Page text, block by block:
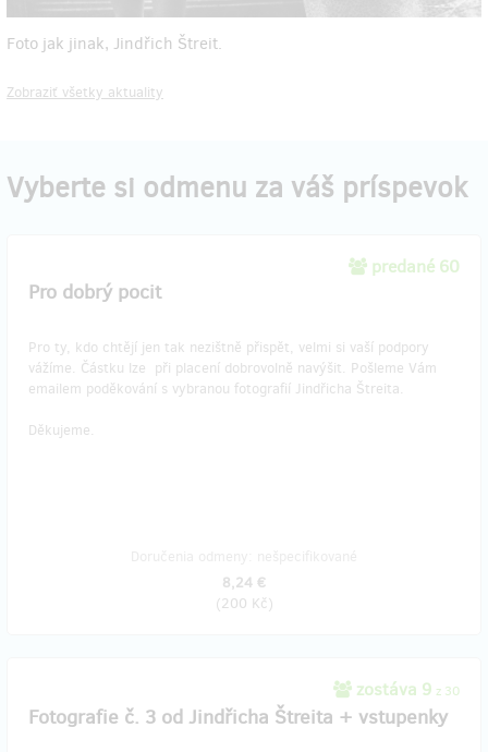
Foto jak jinak, Jindřich Štreit.
Zobraziť všetky aktuality
Vyberte si odmenu za váš príspevok
predané 60
Pro dobrý pocit
Pro ty, kdo chtějí jen tak nezištně přispět, velmi si vaší podpory
vážíme. Částku lze při placení dobrovolně navýšit. Pošleme Vám
emailem poděkování s vybranou fotografií Jindřicha Štreita.
Děkujeme.
8,24 €
(200 Kč)
zostáva 9 z 30
Fotografie č. 3 od Jindřicha Štreita + vstupenky